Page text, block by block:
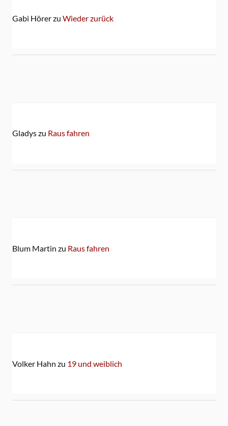
Gabi Hörerzu Wieder zurück
Gladyszu Raus fahren
Blum Martin zu Raus fahren
Volker Hahn zu 19 und weiblich